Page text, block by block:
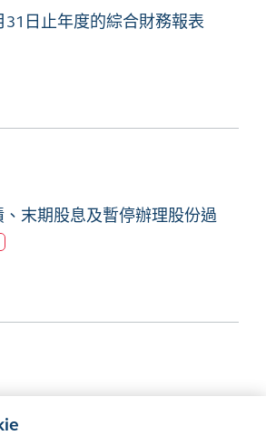
31日止年度的綜合財務報表
末期股息及暫停辦理股份過